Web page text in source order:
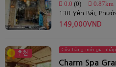
0.0 (0) 0.87km
130 Yên Bái,
149,000VND
추천
Cửa hàng mới gia nhập
Charm Spa